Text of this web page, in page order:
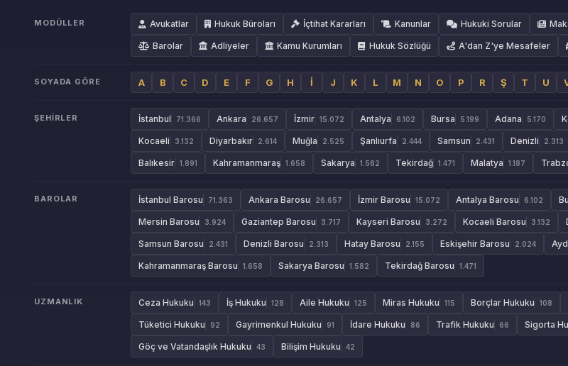
MODÜLLER Avukatlar Hukuk Büroları İçtihat Kararları Kanunlar Hukuki Sorular
Barolar Adliyeler Kamu Kurumları Hukuk Sözlüğü A'dan Z'ye Mesafeler
SOYADA GÖRE A B C D E F G H İ J K L M N O P R Ş T U
ŞEHIRLER İstanbul 71.366 Ankara 26.657 İzmir 15.072 Antalya 6.102 Bursa 5.199 Adana 5.170
Kocaeli 3.132 Diyarbakır 2.614 Muğla 2.525 Şanlıurfa 2.444 Samsun 2.431 Denizli 2.313
Balıkesir 1.891 Kahramanmaraş 1.658 Sakarya 1.582 Tekirdağ 1.471 Malatya 1.187
BAROLAR İstanbul Barosu 71.363 Ankara Barosu 26.657 İzmir Barosu 15.072 Antalya Barosu 6.102
Mersin Barosu 3.924 Gaziantep Barosu 3.717 Kayseri Barosu 3.272 Kocaeli Barosu 3.132
Samsun Barosu 2.431 Denizli Barosu 2.313 Hatay Barosu 2.155 Eskişehir Barosu 2.024
Kahramanmaraş Barosu 1.658 Sakarya Barosu 1.582 Tekirdağ Barosu 1.471
UZMANLIK Ceza Hukuku 143 İş Hukuku 128 Aile Hukuku 125 Miras Hukuku 115 Borçlar Hukuku 108
Tüketici Hukuku 92 Gayrimenkul Hukuku 91 İdare Hukuku 86 Trafik Hukuku 66 Sigorta
Göç ve Vatandaşlık Hukuku 43 Bilişim Hukuku 42